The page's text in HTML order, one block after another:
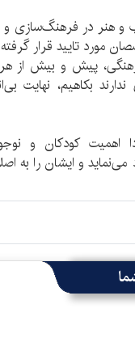
هنر در فرهنگ‌سازی و
مورد تایید قرار
پیش و بیش از
بکاهیم، نهایت
اهمیت کودکان و
و ایشان را به